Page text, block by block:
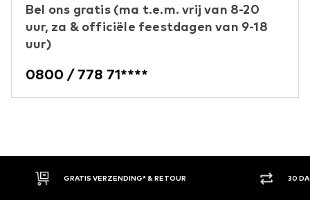
Bel ons gratis (ma t.e.m. vrij van 8-20
uur, za & officiële feestdagen van 9-18
uur)
0800 / 778 71****
GRATIS VERZENDING* & RETOUR 30